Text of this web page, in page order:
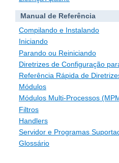
Manual de Referência
Compilando e Instalando
Iniciando
Parando ou Reiniciando
Diretrizes de Configuração
Referência Rápida de
Módulos
Módulos Multi-Processos
Filtros
Handlers
Servidor e Programas
Glossário